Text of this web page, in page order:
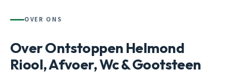
OVER ONS
Over Ontstoppen Helmond
Riool, Afvoer, Wc & Gootsteen